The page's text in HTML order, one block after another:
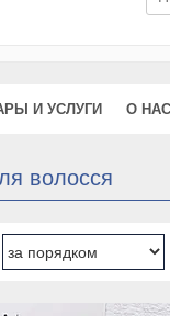
И УСЛУГИ О НАС
волосся